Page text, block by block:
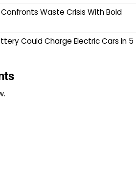
Waste Crisis With Bold
Could Charge Electric Cars in 5